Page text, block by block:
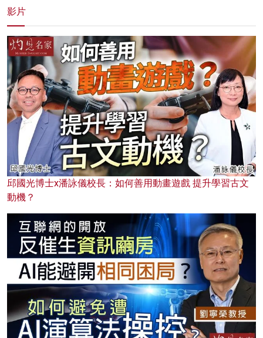
影片
邱國光博士x潘詠儀校長：如何善用動畫遊戲 提升學習古文
動機？